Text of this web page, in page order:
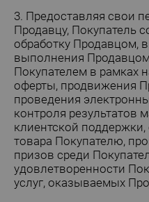
3. Предоставляя свои
Продавцу, Покупатель
обработку Продавцом,
выполнения Продавцом
Покупателем в рамках
оферты, продвижения
проведения
контроля результатов
клиентской
товара Покупателю,
призов среди
удовлетворенности
услуг, оказываемых